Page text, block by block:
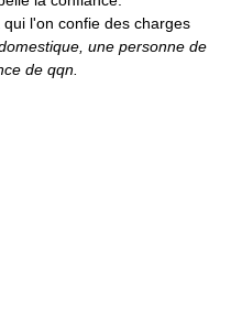
qui l'on confie des charges
une personne de
de qqn.